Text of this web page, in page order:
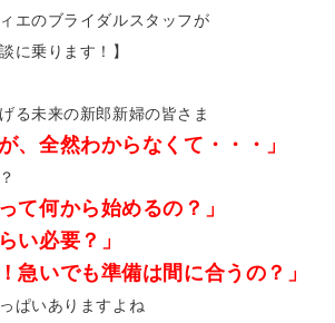
エのブライダルスタッフが
に乗ります！】
る未来の新郎新婦の皆さま
、全然わからなくて・・・」
て何から始めるの？」
い必要？」
急いでも準備は間に合うの？」
ぱいありますよね